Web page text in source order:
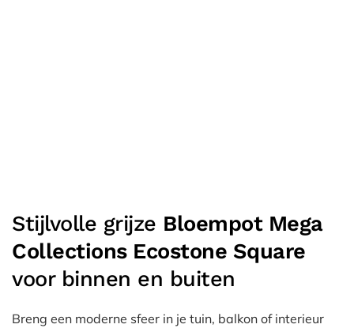
Stijlvolle grijze Bloempot Mega
Collections Ecostone Square
voor binnen en buiten
Breng een moderne sfeer in je tuin, balkon of interieur